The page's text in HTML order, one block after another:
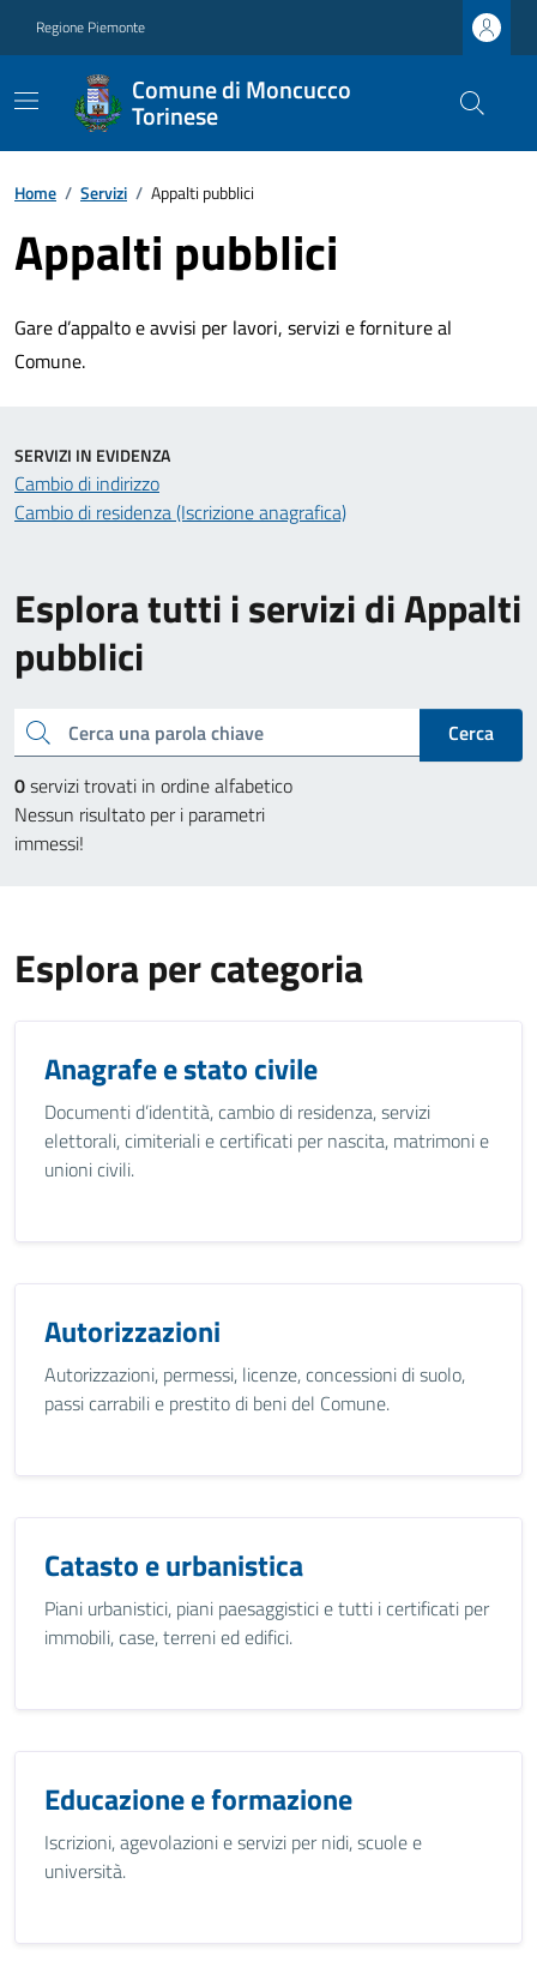
Regione Piemonte
Comune di Moncucco
Torinese
Home / Servizi / Appalti pubblici
Appalti pubblici
Gare d’appalto e avvisi per lavori, servizi e forniture al
Comune.
Esplora tutti i servizi di Appalti
pubblici
Cerca una parola chiave
Cerca
0servizi trovati in ordine alfabetico
Nessun risultato per i parametri
immessi!
SERVIZI IN EVIDENZA
Cambio di indirizzo
Cambio di residenza (Iscrizione anagrafica)
Esplora per categoria
Anagrafe e stato civile
Documenti d’identità, cambio di residenza, servizi
elettorali, cimiteriali e certificati per nascita, matrimoni e
unioni civili.
Autorizzazioni
Autorizzazioni, permessi, licenze, concessioni di suolo,
passi carrabili e prestito di beni del Comune.
Catasto e urbanistica
Piani urbanistici, piani paesaggistici e tutti i certificati per
immobili, case, terreni ed edifici.
Educazione e formazione
Iscrizioni, agevolazioni e servizi per nidi, scuole e
università.